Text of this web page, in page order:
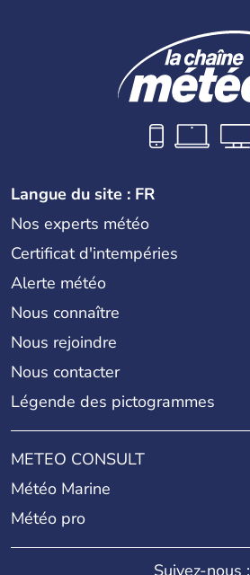
Langue du site : FR
Nos experts météo
Certificat d'intempéries
Alerte météo
Nous connaître
Nous rejoindre
Nous contacter
Légende des pictogrammes
METEO CONSULT
Météo Marine
Météo pro
Suivez-nous :